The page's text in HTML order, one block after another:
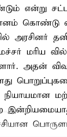
என்று
கொண்டு
அரசினர்
மரிய
அதன்
நியாயமான